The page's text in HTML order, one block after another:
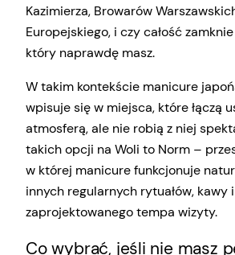
Kazimierza, Browarów
Europejskiego, i czy całość
który naprawdę masz.
W takim kontekście manicure
wpisuje się w miejsca, które łączą
atmosferą, ale nie robią z niej
takich opcji na Woli to Norm –
w której manicure funkcjonuje
innych regularnych rytuałów, kawy
zaprojektowanego tempa wizyty.
Co wybrać, jeśli nie masz